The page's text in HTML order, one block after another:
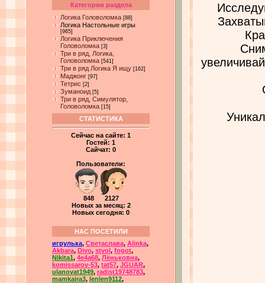
Категории раздела
Логика Головоломка [88]
Логика Настольные игры
[965]
Логика Приключения
Головоломка [3]
Три в ряд, Логика,
Головоломка [541]
Три в ряд Логика Я ищу [162]
Маджонг [97]
Тетрис [2]
Зуманоид [5]
Три в ряд, Симулятор,
Головоломка [15]
СТАТИСТИКА
Сейчас на сайте: 1
Гостей: 1
Сайчат: 0
Пользователи:
848 2127
Новых за месяц: 2
Новых сегодня: 0
НАС ПОСЕТИЛИ
игрулька, Светаслава, Alinka,
Akbara, Divo, stvol , fogot,
Nikita1, 4e4a68, Лёньковна,
komissarov-53, tat57, JGUAR,
ulanovat1949, radist19748783,
mamkaira3, lenlen9112,